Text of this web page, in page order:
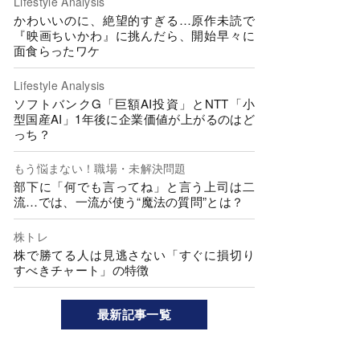
かわいいのに、絶望的すぎる…原作未読で
『映画ちいかわ』に挑んだら、開始早々に
面食らったワケ
Lifestyle Analysis
ソフトバンクG「巨額AI投資」とNTT「小
型国産AI」1年後に企業価値が上がるのはど
っち？
もう悩まない！職場・未解決問題
部下に「何でも言ってね」と言う上司は二
流…では、一流が使う“魔法の質問”とは？
株トレ
株で勝てる人は見逃さない「すぐに損切り
すべきチャート」の特徴
最新記事一覧